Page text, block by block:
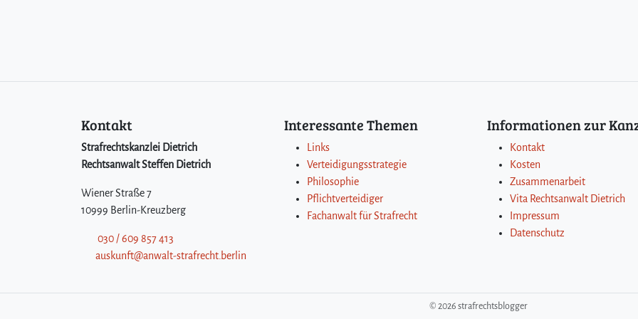
Kontakt
Strafrechtskanzlei Dietrich
Rechtsanwalt Steffen Dietrich
Wiener Straße 7
10999 Berlin-Kreuzberg
030 / 609 857 413
auskunft@anwalt-strafrecht.berlin
Interessante Themen
Links
Verteidigungsstrategie
Philosophie
Pflichtverteidiger
Fachanwalt für Strafrecht
Informationen zur
Kontakt
Kosten
Zusammenarbeit
Vita Rechtsanwalt Dietrich
Impressum
Datenschutz
© 2026 strafrechtsblogger